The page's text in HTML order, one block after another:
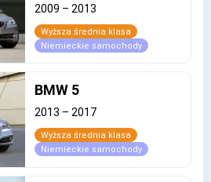
2009 – 2013
Wyższa średnia klasa
Niemieckie samochody
BMW 5
2013 – 2017
Wyższa średnia klasa
Niemieckie samochody